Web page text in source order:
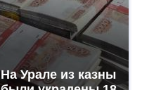
На Урале из казны